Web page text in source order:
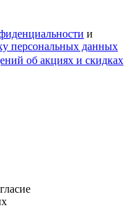
и
персональных данных
об акциях и скидках